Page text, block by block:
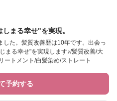
まる幸せ"を実現。
た。髪質改善歴は10年です。出会っ
まる幸せ"を実現します♪/髪質改善/大
ートメント/白髪染め/ストレート
予約する